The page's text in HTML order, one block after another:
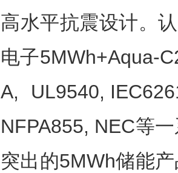
高水平抗震设计。
电子5MWh+Aqua-
A, UL9540,
NFPA855, NEC等
突出的5MWh储能